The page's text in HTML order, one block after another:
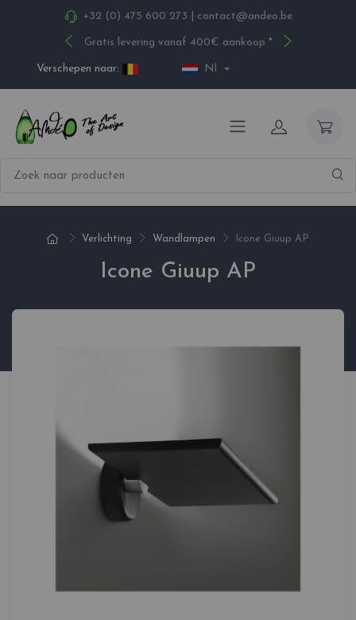
+32 (0) 475 600 273 contact@andeo.be
Gratis levering vanaf 400€ aankoop *
Verschepen naar: Nl
Verlichting Wandlampen Icone Giuup AP
Icone Giuup AP